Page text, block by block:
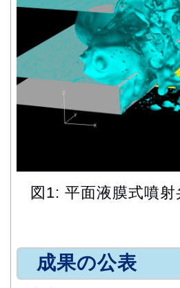
図1: 平面液膜式噴
成果の公表